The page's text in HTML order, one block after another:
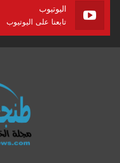
اليوتيوب
تابعنا على اليوتيوب